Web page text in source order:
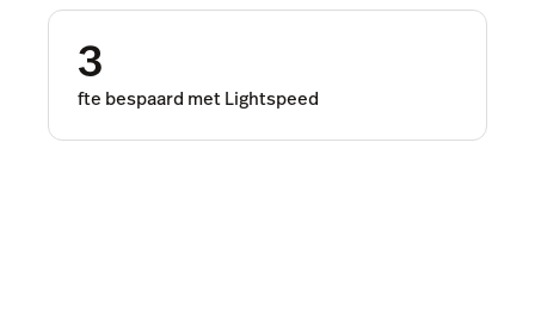
3
fte bespaard met Lightspeed